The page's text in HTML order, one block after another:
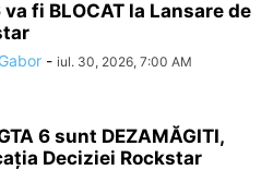
va fi BLOCAT la Lansare de
- iul. 30, 2026, 7:00 AM
6 sunt DEZAMĂGITI,
Deciziei Rockstar